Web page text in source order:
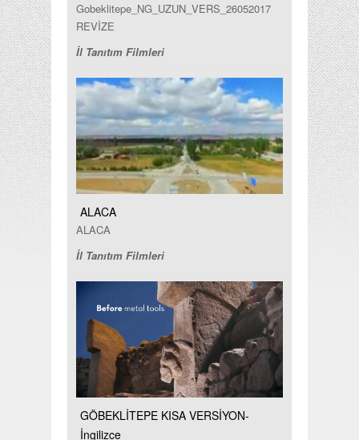
Gobeklitepe_NG_UZUN_VERS_26052017
REVİZE
İl Tanıtım Filmleri
ALACA
ALACA
İl Tanıtım Filmleri
GÖBEKLİTEPE KISA VERSİYON-
İngilizce